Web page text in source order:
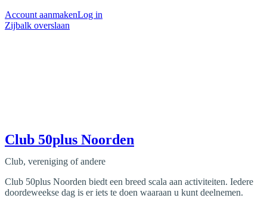
Account aanmakenLog in
Zijbalk overslaan
Club 50plus Noorden
Club, vereniging of andere
Club 50plus Noorden biedt een breed scala aan activiteiten. Iedere
doordeweekse dag is er iets te doen waaraan u kunt deelnemen.